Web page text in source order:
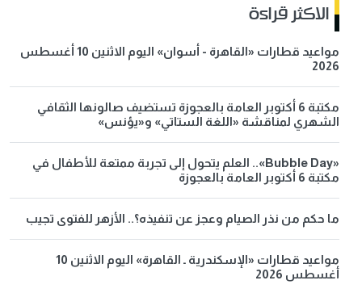
الاكثر قراءة
مواعيد قطارات «القاهرة - أسوان» اليوم الاثنين 10 أغسطس
2026
مكتبة 6 أكتوبر العامة بالعجوزة تستضيف صالونها الثقافي
الشهري لمناقشة «اللغة الستاتي» و«يؤنس»
«Bubble Day».. العلم يتحول إلى تجربة ممتعة للأطفال في
مكتبة 6 أكتوبر العامة بالعجوزة
ما حكم من نذر الصيام وعجز عن تنفيذه؟.. الأزهر للفتوى تجيب
مواعيد قطارات «الإسكندرية ـ القاهرة» اليوم الاثنين 10
أغسطس 2026